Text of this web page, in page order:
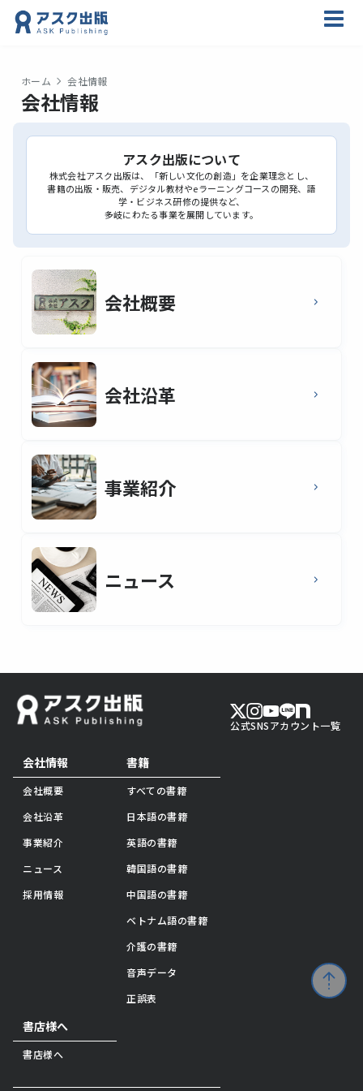
ホーム 会社情報
会社情報
アスク出版について
株式会社アスク出版は、「新しい文化の創造」を企業理念とし、
書籍の出版・販売、デジタル教材やeラーニングコースの開発、語
学・ビジネス研修の提供など、
多岐にわたる事業を展開しています。
会社概要
会社沿革
事業紹介
ニュース
会社情報
会社概要
会社沿革
事業紹介
ニュース
採用情報
書籍
すべての書籍
日本語の書籍
英語の書籍
韓国語の書籍
中国語の書籍
ベトナム語の書籍
介護の書籍
音声データ
正誤表
書店様へ
書店様へ
公式SNSアカウント一覧